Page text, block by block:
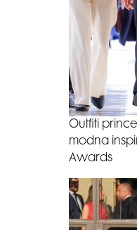
Outfiti
modna
Awards